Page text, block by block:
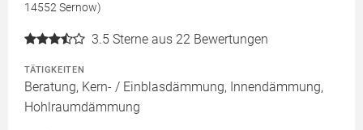
14552 Sernow)
3.5 Sterne aus 22 Bewertungen
TÄTIGKEITEN
Beratung, Kern- / Einblasdämmung, Innendämmung,
Hohlraumdämmung